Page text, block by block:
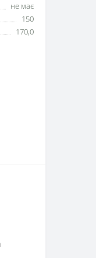
не має
150
170,0